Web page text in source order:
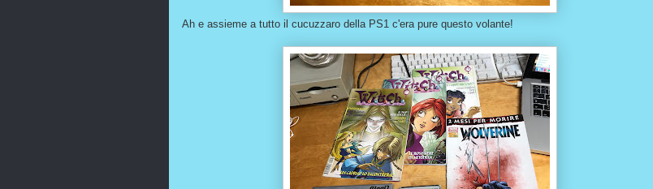
Ah e assieme a tutto il cucuzzaro della PS1 c'era pure questo volante!